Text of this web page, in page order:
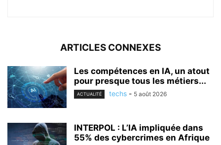
ARTICLES CONNEXES
Les compétences en IA, un atout
pour presque tous les métiers...
ACTUALITÉ techs - 5 août 2026
INTERPOL : L’IA impliquée dans
55% des cybercrimes en Afrique